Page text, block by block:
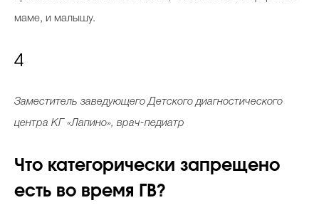
маме, и малышу.
4
Заместитель заведующего Детского диагностического
центра КГ «Лапино», врач-педиатр
Что категорически запрещено
есть во время ГВ?